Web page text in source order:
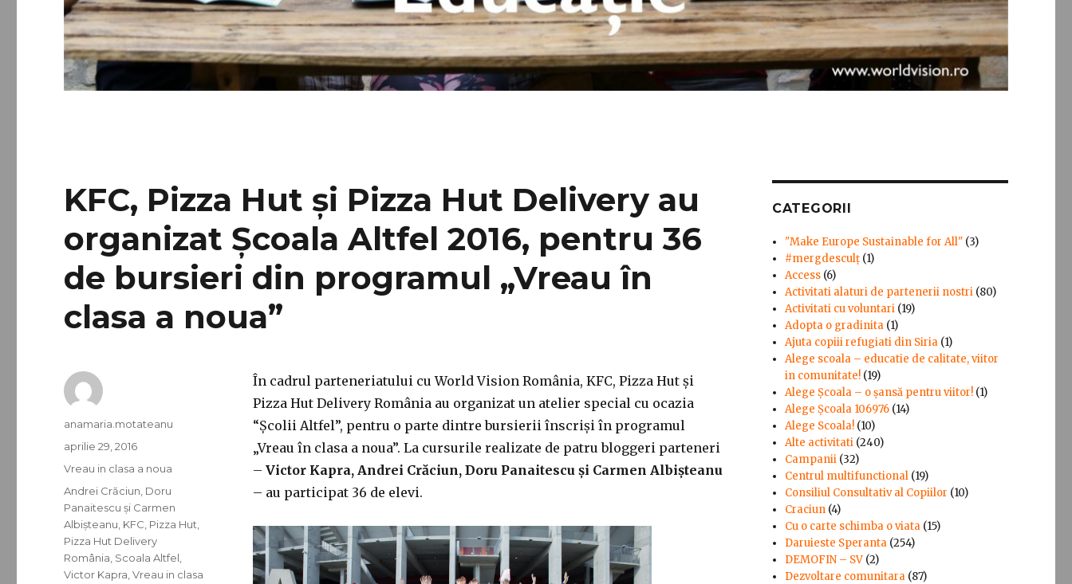
KFC, Pizza Hut și Pizza Hut Delivery au
organizat Școala Altfel 2016, pentru 36
de bursieri din programul „Vreau în
clasa a noua”
În cadrul parteneriatului cu World Vision România, KFC, Pizza Hut și
Pizza Hut Delivery România au organizat un atelier special cu ocazia
“Școlii Altfel”, pentru o parte dintre bursierii înscriși în programul
„Vreau în clasa a noua”. La cursurile realizate de patru bloggeri parteneri
– Victor Kapra, Andrei Crăciun, Doru Panaitescu și Carmen Albișteanu
– au participat 36 de elevi.
Autor
anamaria.motateanu
Publicat
aprilie 29, 2016
Categorii
Vreau in clasa a noua
Etichete
Andrei Crăciun Doru
Panaitescu și Carmen
Albișteanu KFC Pizza Hut
Pizza Hut Delivery
România Scoala Altfel
Victor Kapra ,Vreau in clasa
CATEGORII
"Make Europe Sustainable for All" (3)
#mergdesculţ (1)
Access (6)
Activitati alaturi de partenerii nostri (80)
Activitati cu voluntari (19)
Adopta o gradinita (1)
Ajuta copiii refugiati din Siria (1)
Alege scoala – educatie de calitate, viitor
in comunitate! (19)
Alege Şcoala – o şansă pentru viitor! (1)
Alege Școala 106976 (14)
Alege Scoala! (10)
Alte activitati (240)
Campanii (32)
Centrul multifunctional (19)
Consiliul Consultativ al Copiilor (10)
Craciun (4)
Cu o carte schimba o viata (15)
Daruieste Speranta (254)
DEMOFIN – SV (2)
Dezvoltare comunitara (87)